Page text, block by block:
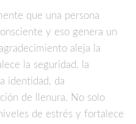
que una persona
y eso genera un
aleja la
la seguridad, la
identidad, da
de llenura. No solo
de estrés y fortalece